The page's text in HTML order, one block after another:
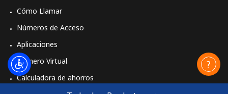
Cómo Llamar
Números de Acceso
Aplicaciones
Número Virtual
Calculadora de ahorros